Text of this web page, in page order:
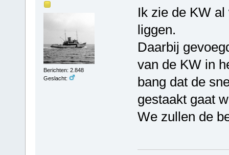
Berichten: 2.848
Geslacht:
Ik zie de KW
liggen.
Daarbij
van de KW in
bang dat de
gestaakt gaat
We zullen de